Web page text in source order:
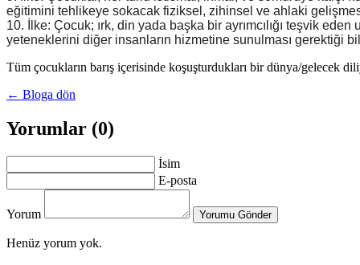
eğitimini tehlikeye sokacak fiziksel, zihinsel ve ahlaki
10. İlke: Çocuk; ırk, din yada başka bir ayrımcılığı teşvik
yeteneklerini diğer insanların hizmetine sunulması gerektiği
Tüm çocukların barış içerisinde koşuşturdukları bir dünya/gelecek
← Bloga dön
Yorumlar (0)
İsim
E-posta
Yorum Yorumu Gönder
Henüz yorum yok.